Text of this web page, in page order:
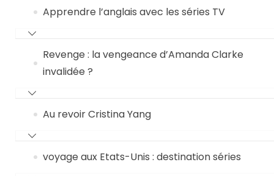
Apprendre l’anglais avec les séries TV
Revenge : la vengeance d’Amanda Clarke
invalidée ?
Au revoir Cristina Yang
voyage aux Etats-Unis : destination séries